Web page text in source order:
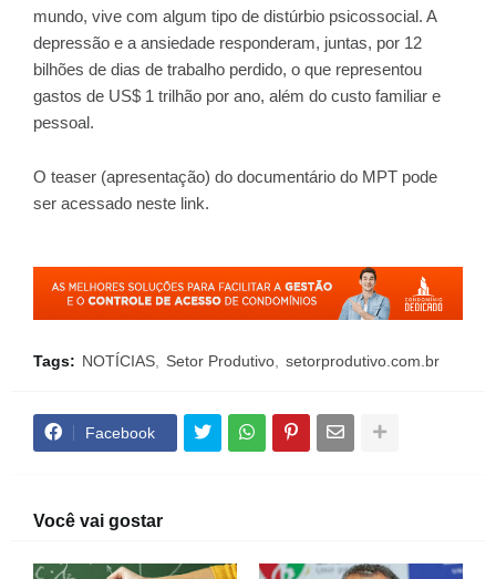
mundo, vive com algum tipo de distúrbio psicossocial. A
depressão e a ansiedade responderam, juntas, por 12
bilhões de dias de trabalho perdido, o que representou
gastos de US$ 1 trilhão por ano, além do custo familiar e
pessoal.
O teaser (apresentação) do documentário do MPT pode
ser acessado neste link.
Tags: NOTÍCIAS Setor Produtivo setorprodutivo.com.br
Facebook
Você vai gostar